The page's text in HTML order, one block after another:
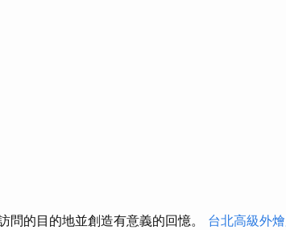
問的目的地並創造有意義的回憶。 台北高級外